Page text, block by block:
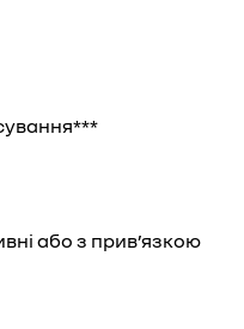
або з прив’язкою